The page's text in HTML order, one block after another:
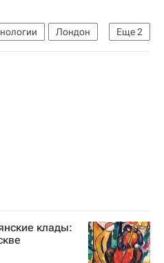
Еще2
Лондон
клады: